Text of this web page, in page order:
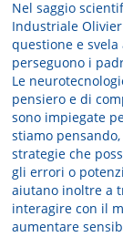
Nel saggio
Industriale
questione e
perseguono i
Le
pensiero e di
sono impiegate
stiamo
strategie che
gli errori o
aiutano inoltre a
interagire con il
aumentare